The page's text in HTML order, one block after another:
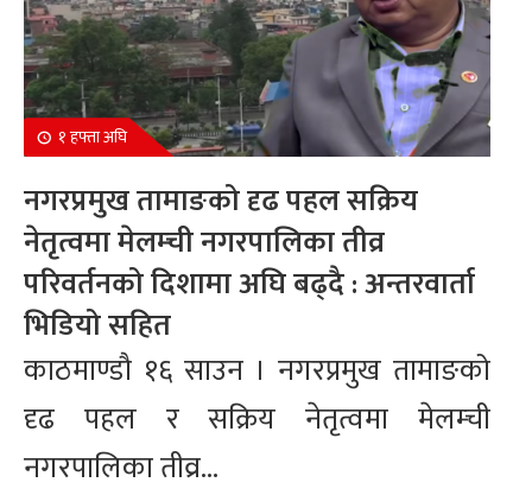
१ हफ्ता अघि
नगरप्रमुख तामाङको दृढ पहल सक्रिय
नेतृत्वमा मेलम्ची नगरपालिका तीव्र
परिवर्तनको दिशामा अघि बढ्दै : अन्तरवार्ता
भिडियो सहित
काठमाण्डौ १६ साउन । नगरप्रमुख तामाङको
दृढ पहल र सक्रिय नेतृत्वमा मेलम्ची
नगरपालिका तीव्र...